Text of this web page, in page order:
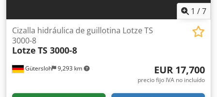
1 /7
Gütersloh 9,293 km
Cizalla hidráulica de guillotina Lotze TS
3000-8
Lotze TS 3000-8
EUR 17,700
precio fijo IVA no incluído